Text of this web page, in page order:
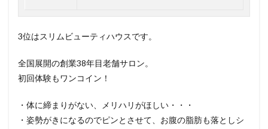
3位はスリムビューティハウスです。
全国展開の創業38年目老舗サロン。
初回体験もワンコイン！
・体に締まりがない、メリハリがほしい・・・
・姿勢がきになるのでピンとさせて、お腹の脂肪も落としシ